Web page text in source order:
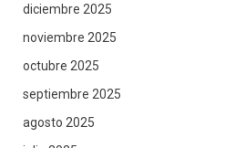
diciembre 2025
noviembre 2025
octubre 2025
septiembre 2025
agosto 2025